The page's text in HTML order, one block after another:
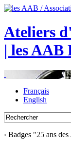
Ateliers
| les AAB
Français
English
‹ Badges "25 ans